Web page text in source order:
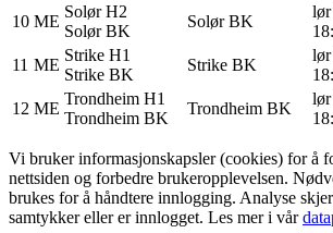
10 ME
Solør H2
Solør BK
Solør BK
lør
11 ME
Strike H1
Strike BK
Strike BK
lør
12 ME
Trondheim H1
Trondheim BK
Trondheim BK
lør
Vi bruker informasjonskapsler (cookies) for å
nettsiden og forbedre brukeropplevelsen.
brukes for å håndtere innlogging. Analyse
samtykker eller er innlogget. Les mer i vår